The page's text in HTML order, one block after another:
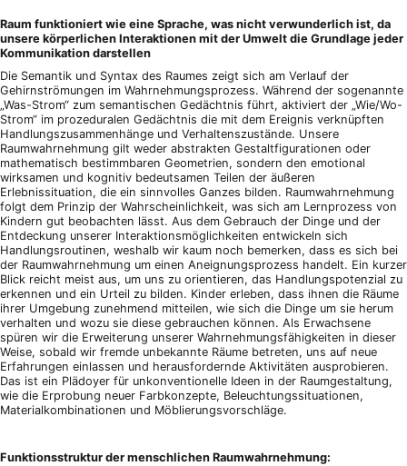
Raum funktioniert wie eine Sprache, was nicht verwunderlich ist, da
unsere körperlichen Interaktionen mit der Umwelt die Grundlage jeder
Kommunikation darstellen
Die Semantik und Syntax des Raumes zeigt sich am Verlauf der
Gehirnströmungen im Wahrnehmungsprozess. Während der sogenannte
„Was-Strom“ zum semantischen Gedächtnis führt, aktiviert der „Wie/Wo-
Strom“ im prozeduralen Gedächtnis die mit dem Ereignis verknüpften
Handlungszusammenhänge und Verhaltenszustände. Unsere
Raumwahrnehmung gilt weder abstrakten Gestaltfigurationen oder
mathematisch bestimmbaren Geometrien, sondern den emotional
wirksamen und kognitiv bedeutsamen Teilen der äußeren
Erlebnissituation, die ein sinnvolles Ganzes bilden. Raumwahrnehmung
folgt dem Prinzip der Wahrscheinlichkeit, was sich am Lernprozess von
Kindern gut beobachten lässt. Aus dem Gebrauch der Dinge und der
Entdeckung unserer Interaktionsmöglichkeiten entwickeln sich
Handlungsroutinen, weshalb wir kaum noch bemerken, dass es sich bei
der Raumwahrnehmung um einen Aneignungsprozess handelt. Ein kurzer
Blick reicht meist aus, um uns zu orientieren, das Handlungspotenzial zu
erkennen und ein Urteil zu bilden. Kinder erleben, dass ihnen die Räume
ihrer Umgebung zunehmend mitteilen, wie sich die Dinge um sie herum
verhalten und wozu sie diese gebrauchen können. Als Erwachsene
spüren wir die Erweiterung unserer Wahrnehmungsfähigkeiten in dieser
Weise, sobald wir fremde unbekannte Räume betreten, uns auf neue
Erfahrungen einlassen und herausfordernde Aktivitäten ausprobieren.
Das ist ein Plädoyer für unkonventionelle Ideen in der Raumgestaltung,
wie die Erprobung neuer Farbkonzepte, Beleuchtungssituationen,
Materialkombinationen und Möblierungsvorschläge.
Funktionsstruktur der menschlichen Raumwahrnehmung: